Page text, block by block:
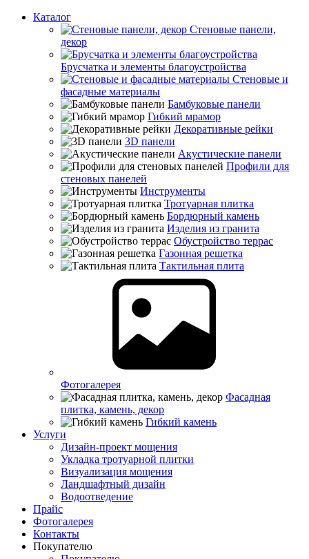
Каталог
Стеновые панели,
декор
Брусчатка и элементы благоустройства
Стеновые и
фасадные материалы
Бамбуковые панели
Гибкий мрамор
Декоративные рейки
3D панели
Акустические панели
Профили для
стеновых панелей
Инструменты
Тротуарная плитка
Бордюрный камень
Изделия из гранита
Обустройство террас
Газонная решетка
Тактильная плита
Фотогалерея
Фасадная
плитка, камень, декор
Гибкий камень
Услуги
Дизайн-проект мощения
Укладка тротуарной плитки
Визуализация мощения
Ландшафтный дизайн
Водоотведение
Прайс
Фотогалерея
Контакты
Покупателю